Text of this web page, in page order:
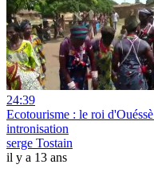
24:39
Ecotourisme : le roi
intronisation
serge Tostain
il y a 13 ans